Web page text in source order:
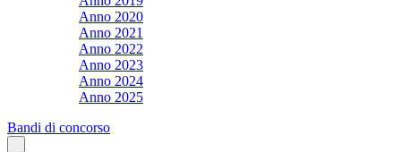
Anno 2020
Anno 2021
Anno 2022
Anno 2023
Anno 2024
Anno 2025
Bandi di concorso